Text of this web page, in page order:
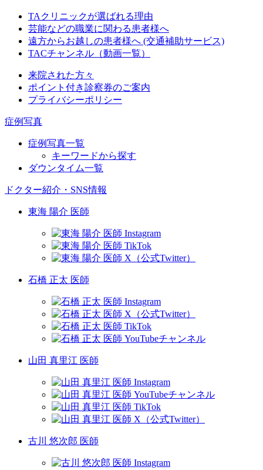
TAクリニックが選ばれる理由
芸能などの職業に関わる患者様へ
遠方からお越しの患者様へ (交通補助サービス)
TACチャンネル（動画一覧）
来院された方々
ポイント付き診察券のご案内
プライバシーポリシー
症例写真
症例写真一覧
キーワードから探す
ダウンタイム一覧
ドクター紹介・SNS情報
東海 陽介 医師
石橋 正太 医師
山田 真里江 医師
古川 悠次郎 医師